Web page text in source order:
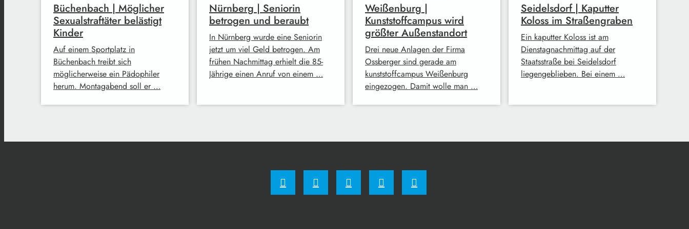
Büchenbach | Möglicher
Sexualstraftäter belästigt
Kinder
Auf einem Sportplatz in
Büchenbach treibt sich
möglicherweise ein Pädophiler
herum. Montagabend soll er …
Nürnberg | Seniorin
betrogen und beraubt
In Nürnberg wurde eine Seniorin
jetzt um viel Geld betrogen. Am
frühen Nachmittag erhielt die 85-
Jährige einen Anruf von einem …
Weißenburg |
Kunststoffcampus wird
größter Außenstandort
Drei neue Anlagen der Firma
Ossberger sind gerade am
kunststoffcampus Weißenburg
eingezogen. Damit wolle man …
Seidelsdorf | Kaputter
Koloss im Straßengraben
Ein kaputter Koloss ist am
Dienstagnachmittag auf der
Staatsstraße bei Seidelsdorf
liegengeblieben. Bei einem …